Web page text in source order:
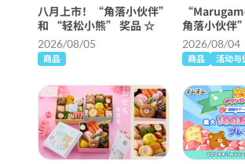
八月上市！“角落小伙伴”
和 “轻松小熊” 奖品 ☆
2026/08/05
商品
角落小伙伴
第 2 部分已
2026/08/04
商品 活动与